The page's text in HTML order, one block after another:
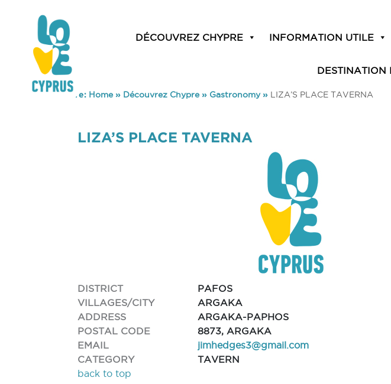
DÉCOUVREZ CHYPRE INFORMATION UTILE
DESTINATION
You are here: Home» Découvrez Chypre» Gastronomy» LIZA’S PLACE TAVERNA
LIZA’S PLACE TAVERNA
DISTRICT
PAFOS
VILLAGES/CITY
ARGAKA
ADDRESS
ARGAKA-PAPHOS
POSTAL CODE
8873, ARGAKA
EMAIL
jimhedges3@gmail.com
CATEGORY
TAVERN
back to top